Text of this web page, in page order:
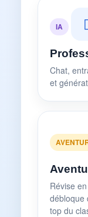
IA
Chat,
et
Révise
débloque
top du